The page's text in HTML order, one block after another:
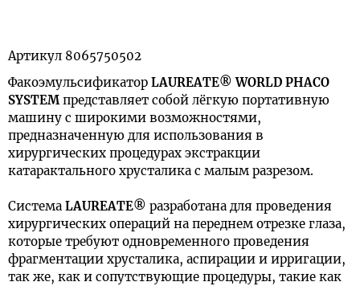
Артикул 8065750502
Факоэмульсификатор LAUREATE® WORLD PHACO
SYSTEMпредставляет собой лёгкую портативную
машину с широкими возможностями,
предназначенную для использования в
хирургических процедурах экстракции
катарактального хрусталика с малым разрезом.
Система LAUREATE® разработана для проведения
хирургических операций на переднем отрезке глаза,
которые требуют одновременного проведения
фрагментации хрусталика, аспирации и ирригации,
так же, как и сопутствующие процедуры, такие как